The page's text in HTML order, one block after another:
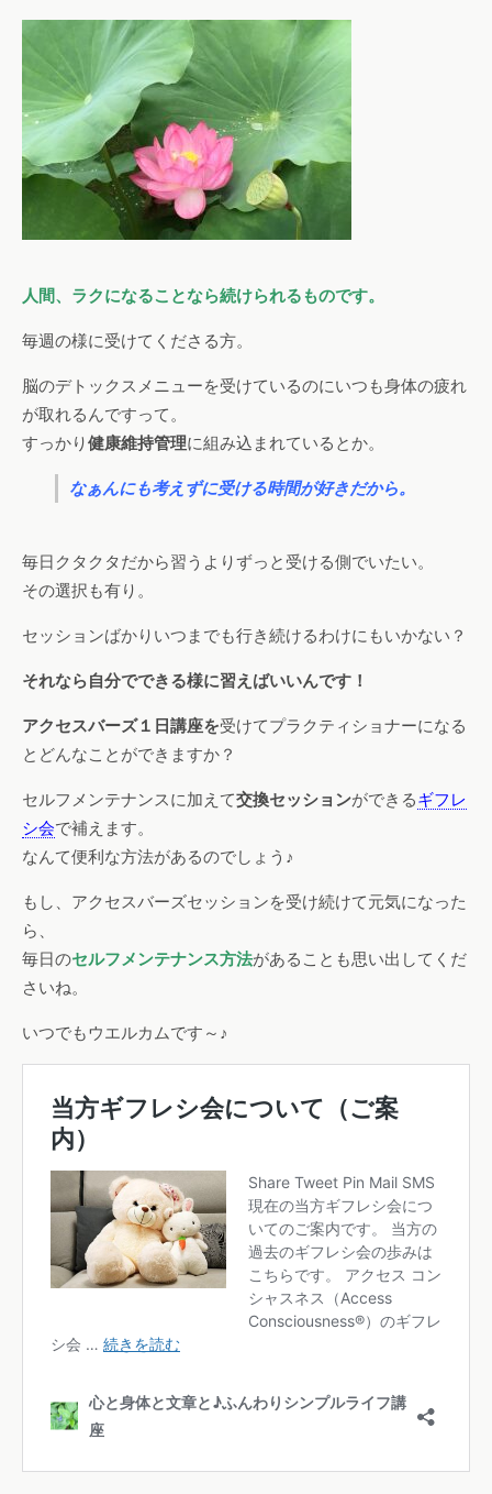
人間、ラクになることなら続けられるものです。
毎週の様に受けてくださる方。
脳のデトックスメニューを受けているのにいつも身体の疲れ
が取れるんですって。
すっかり健康維持管理に組み込まれているとか。
なぁんにも考えずに受ける時間が好きだから。
毎日クタクタだから習うよりずっと受ける側でいたい。
その選択も有り。
セッションばかりいつまでも行き続けるわけにもいかない？
それなら自分でできる様に習えばいいんです！
アクセスバーズ１日講座を受けてプラクティショナーになる
とどんなことができますか？
セルフメンテナンスに加えて交換セッションができるギフレ
シ会で補えます。
なんて便利な方法があるのでしょう♪
もし、アクセスバーズセッションを受け続けて元気になった
ら、
毎日のセルフメンテナンス方法があることも思い出してくだ
さいね。
いつでもウエルカムです～♪